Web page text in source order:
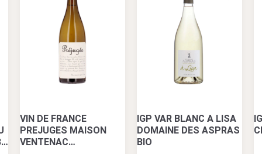
VIN DE FRANCE
PREJUGES MAISON
VENTENAC
IGP VAR BLANC A LISA
DOMAINE DES ASPRAS
BIO